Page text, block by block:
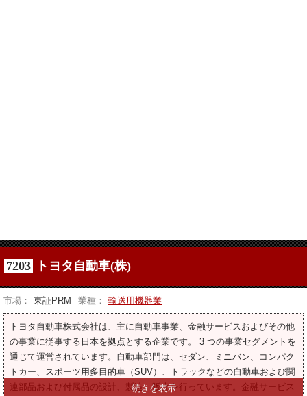
7203 トヨタ自動車(株)
市場： 東証PRM 業種： 輸送用機器業
トヨタ自動車株式会社は、主に自動車事業、金融サービスおよびその他
の事業に従事する日本を拠点とする企業です。 3 つの事業セグメントを
通じて運営されています。自動車部門は、セダン、ミニバン、コンパク
トカー、スポーツ用多目的車（SUV）、トラックなどの自動車および関
連部品および付属品の設計、製造、販売を行っています。金融サービス